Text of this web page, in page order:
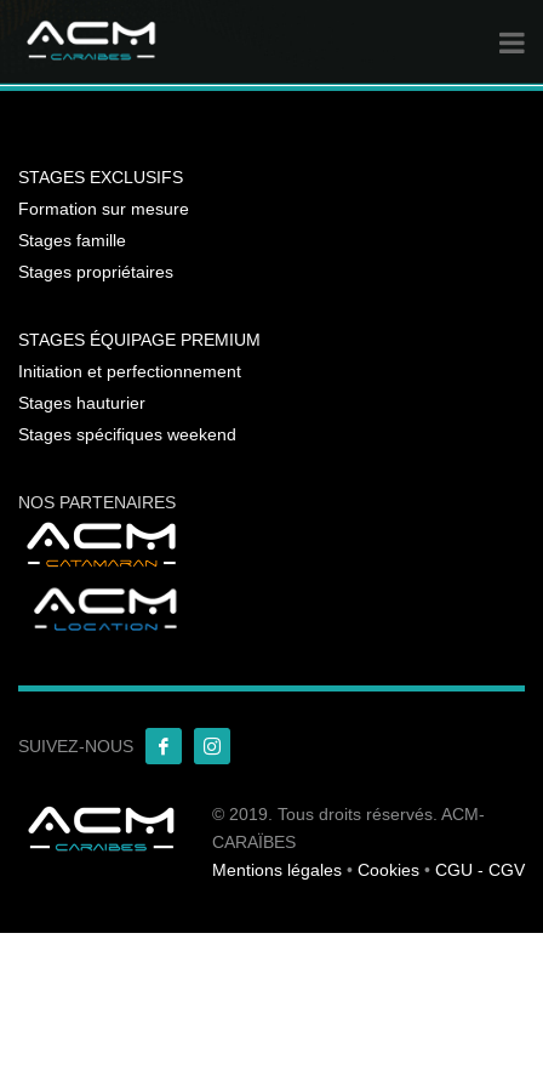
STAGES EXCLUSIFS
Formation sur mesure
Stages famille
Stages propriétaires
STAGES ÉQUIPAGE PREMIUM
Initiation et perfectionnement
Stages hauturier
Stages spécifiques weekend
NOS PARTENAIRES
SUIVEZ-NOUS
© 2019. Tous droits réservés. ACM-
CARAÏBES
Mentions légales • Cookies • CGU - CGV